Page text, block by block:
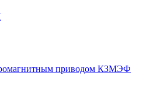
приводом КЗМЭФ